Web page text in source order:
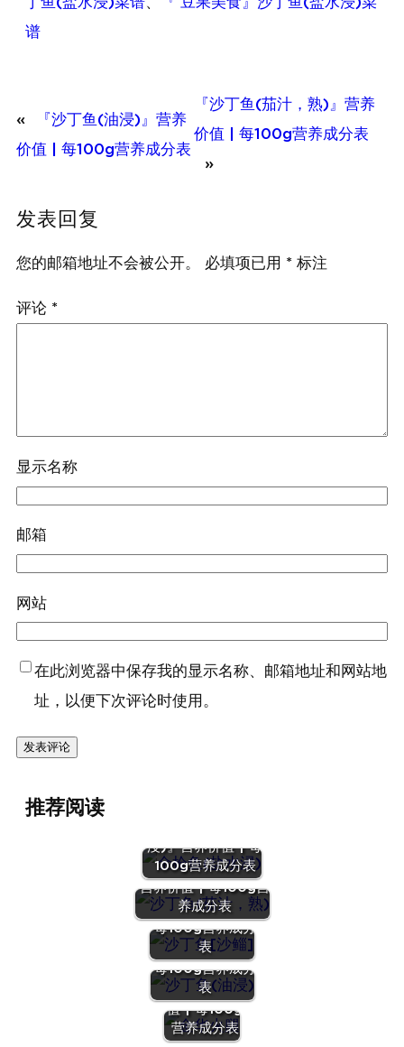
谱
«
『沙丁鱼(油浸)』营养
价值 | 每100g营养成分表
『沙丁鱼(茄汁，熟)』营养
价值 | 每100g营养成分表
»
发表回复
您的邮箱地址不会被公开。 必填项已用 * 标注
评论 *
显示名称
邮箱
网站
在此浏览器中保存我的显示名称、邮箱地址和网站地
址，以便下次评论时使用。
推荐阅读
浸)』营养价值 | 每
100g营养成分表
『沙丁鱼(茄汁，熟)』
营养价值 | 每100g营
养成分表
『沙丁鱼[沙
鲻]』营养价值 |
每100g营养成分
表
『沙丁鱼(油
浸)』营养价值 |
每100g营养成分
表
『金华火
腿』营养价
值 | 每100g
营养成分表